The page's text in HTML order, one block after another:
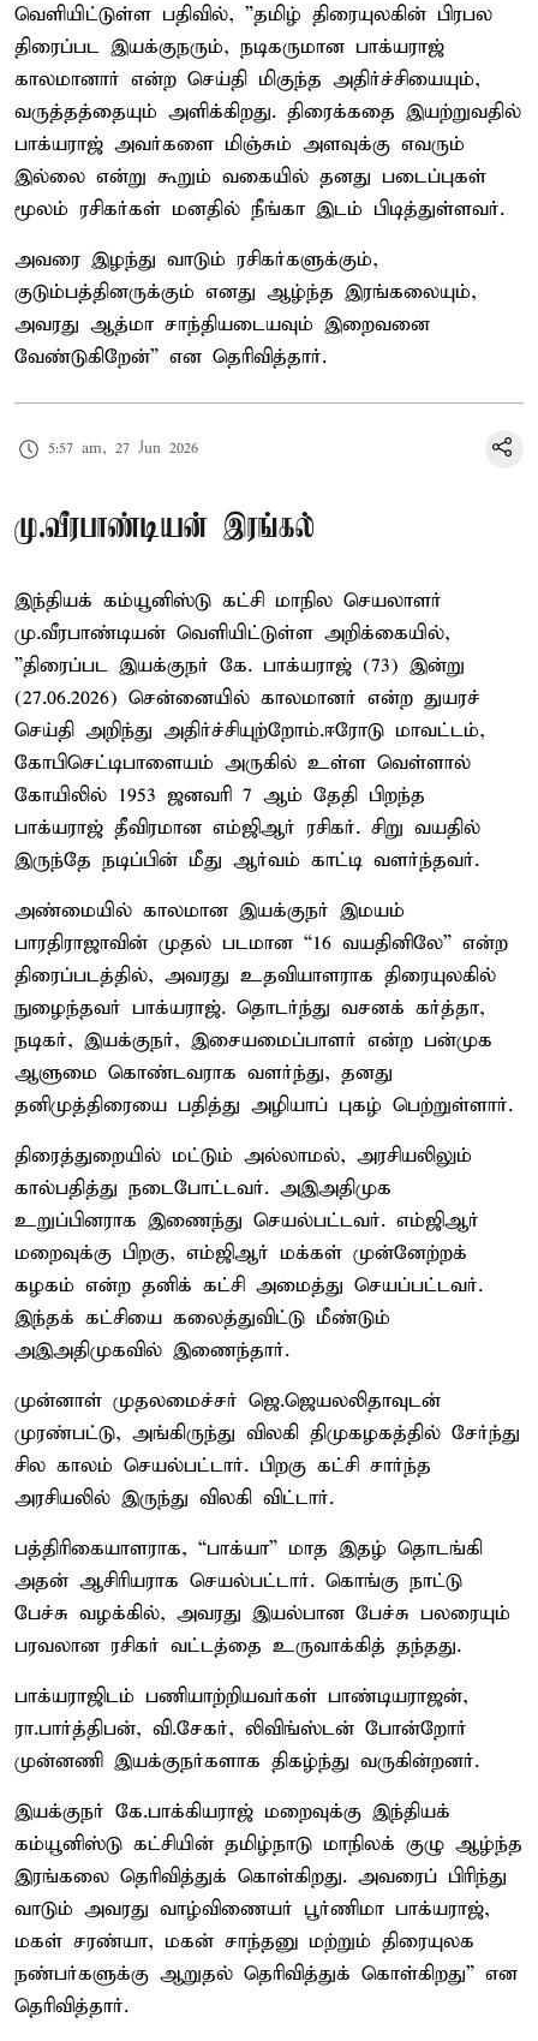
வெளியிட்டுள்ள பதிவில், ”தமிழ் திரையுலகின் பிரபல
திரைப்பட இயக்குநரும், நடிகருமான பாக்யராஜ்
காலமானார் என்ற செய்தி மிகுந்த அதிர்ச்சியையும்,
வருத்தத்தையும் அளிக்கிறது. திரைக்கதை இயற்றுவதில்
பாக்யராஜ் அவர்களை மிஞ்சும் அளவுக்கு எவரும்
இல்லை என்று கூறும் வகையில் தனது படைப்புகள்
மூலம் ரசிகர்கள் மனதில் நீங்கா இடம் பிடித்துள்ளவர்.
அவரை இழந்து வாடும் ரசிகர்களுக்கும்,
குடும்பத்தினருக்கும் எனது ஆழ்ந்த இரங்கலையும்,
அவரது ஆத்மா சாந்தியடையவும் இறைவனை
வேண்டுகிறேன்” என தெரிவித்தார்.
5:57 am, 27 Jun 2026
மு.வீரபாண்டியன் இரங்கல்
இந்தியக் கம்யூனிஸ்டு கட்சி மாநில செயலாளர்
மு.வீரபாண்டியன் வெளியிட்டுள்ள அறிக்கையில்,
”திரைப்பட இயக்குநர் கே. பாக்யராஜ் (73) இன்று
(27.06.2026) சென்னையில் காலமானர் என்ற துயரச்
செய்தி அறிந்து அதிர்ச்சியுற்றோம்.ஈரோடு மாவட்டம்,
கோபிசெட்டிபாளையம் அருகில் உள்ள வெள்ளால்
கோயிலில் 1953 ஜனவரி 7 ஆம் தேதி பிறந்த
பாக்யராஜ் தீவிரமான எம்ஜிஆர் ரசிகர். சிறு வயதில்
இருந்தே நடிப்பின் மீது ஆர்வம் காட்டி வளர்ந்தவர்.
அண்மையில் காலமான இயக்குநர் இமயம்
பாரதிராஜாவின் முதல் படமான “16 வயதினிலே” என்ற
திரைப்படத்தில், அவரது உதவியாளராக திரையுலகில்
நுழைந்தவர் பாக்யராஜ். தொடர்ந்து வசனக் கர்த்தா,
நடிகர், இயக்குநர், இசையமைப்பாளர் என்ற பன்முக
ஆளுமை கொண்டவராக வளர்ந்து, தனது
தனிமுத்திரையை பதித்து அழியாப் புகழ் பெற்றுள்ளார்.
திரைத்துறையில் மட்டும் அல்லாமல், அரசியலிலும்
கால்பதித்து நடைபோட்டவர். அஇஅதிமுக
உறுப்பினராக இணைந்து செயல்பட்டவர். எம்ஜிஆர்
மறைவுக்கு பிறகு, எம்ஜிஆர் மக்கள் முன்னேற்றக்
கழகம் என்ற தனிக் கட்சி அமைத்து செயப்பட்டவர்.
இந்தக் கட்சியை கலைத்துவிட்டு மீண்டும்
அஇஅதிமுகவில் இணைந்தார்.
முன்னாள் முதலமைச்சர் ஜெ.ஜெயலலிதாவுடன்
முரண்பட்டு, அங்கிருந்து விலகி திமுகழகத்தில் சேர்ந்து
சில காலம் செயல்பட்டார். பிறகு கட்சி சார்ந்த
அரசியலில் இருந்து விலகி விட்டார்.
பத்திரிகையாளராக, “பாக்யா” மாத இதழ் தொடங்கி
அதன் ஆசிரியராக செயல்பட்டார். கொங்கு நாட்டு
பேச்சு வழக்கில், அவரது இயல்பான பேச்சு பலரையும்
பரவலான ரசிகர் வட்டத்தை உருவாக்கித் தந்தது.
பாக்யராஜிடம் பணியாற்றியவர்கள் பாண்டியராஜன்,
ரா.பார்த்திபன், வி.சேகர், லிவிங்ஸ்டன் போன்றோர்
முன்னணி இயக்குநர்களாக திகழ்ந்து வருகின்றனர்.
இயக்குநர் கே.பாக்கியராஜ் மறைவுக்கு இந்தியக்
கம்யூனிஸ்டு கட்சியின் தமிழ்நாடு மாநிலக் குழு ஆழ்ந்த
இரங்கலை தெரிவித்துக் கொள்கிறது. அவரைப் பிரிந்து
வாடும் அவரது வாழ்விணையர் பூர்ணிமா பாக்யராஜ்,
மகள் சரண்யா, மகன் சாந்தனு மற்றும் திரையுலக
நண்பர்களுக்கு ஆறுதல் தெரிவித்துக் கொள்கிறது” என
தெரிவித்தார்.